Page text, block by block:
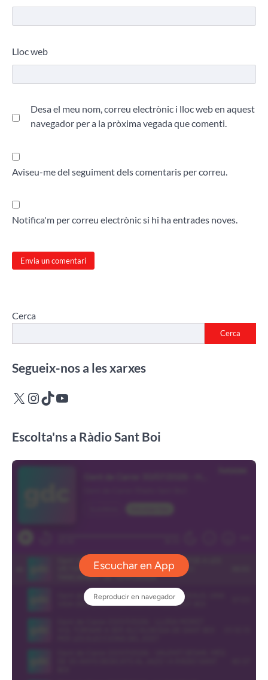
Lloc web
Desa el meu nom, correu electrònic i lloc web en aquest
navegador per a la pròxima vegada que comenti.
Aviseu-me del seguiment dels comentaris per correu.
Notifica'm per correu electrònic si hi ha entrades noves.
Cerca
Cerca
Segueix-nos a les xarxes
X Instagram
TikTokYouTube
Escolta'ns a Ràdio Sant Boi